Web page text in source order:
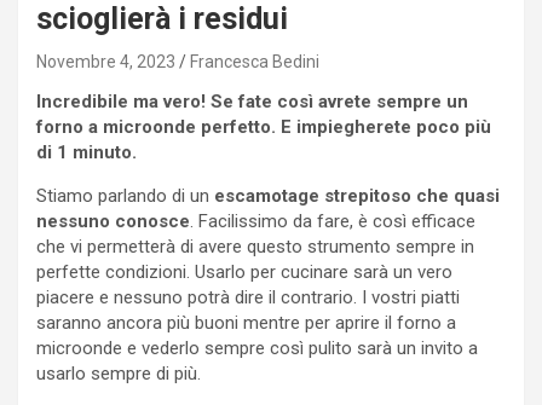
scioglierà i residui
Novembre 4, 2023 Francesca Bedini
Incredibile ma vero! Se fate così avrete sempre un
forno a microonde perfetto. E impiegherete poco più
di 1 minuto.
Stiamo parlando di un escamotage strepitoso che quasi
nessuno conosce. Facilissimo da fare, è così efficace
che vi permetterà di avere questo strumento sempre in
perfette condizioni. Usarlo per cucinare sarà un vero
piacere e nessuno potrà dire il contrario. I vostri piatti
saranno ancora più buoni mentre per aprire il forno a
microonde e vederlo sempre così pulito sarà un invito a
usarlo sempre di più.